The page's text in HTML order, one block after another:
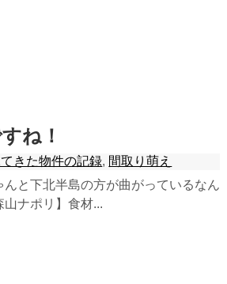
ね！
きた物件の記録, 間取り萌え
と下北半島の方が曲がっているなん
ナポリ】食材...